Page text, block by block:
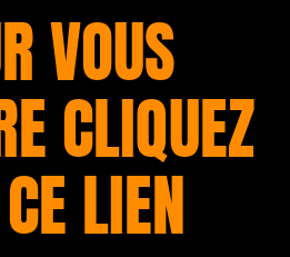
VOUS
CLIQUEZ
LIEN